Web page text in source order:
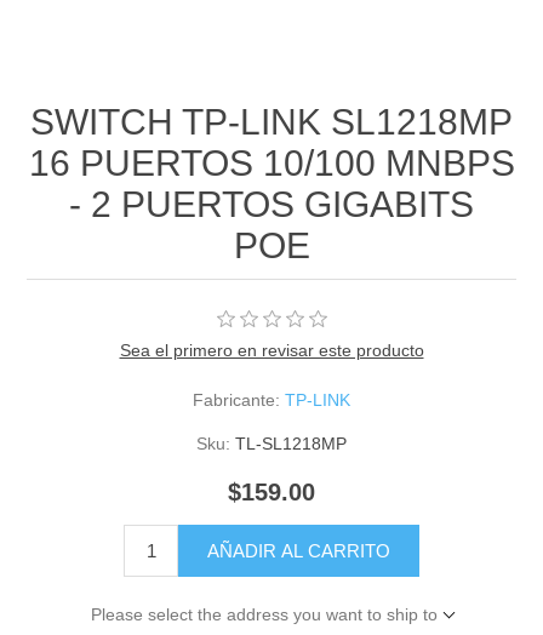
SWITCH TP-LINK SL1218MP
16 PUERTOS 10/100 MNBPS
- 2 PUERTOS GIGABITS
POE
Sea el primero en revisar este producto
Fabricante: TP-LINK
Sku: TL-SL1218MP
$159.00
AÑADIR AL CARRITO
Please select the address you want to ship to